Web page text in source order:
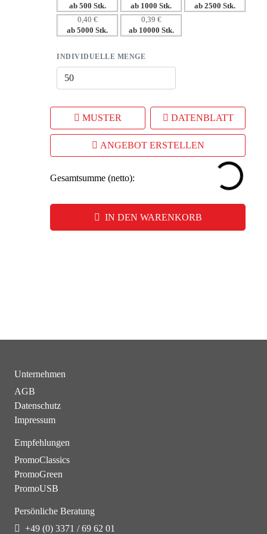
– Multifunktionalität fördert positive Assoziationen zur
ab 500 Stk. ab 1000 Stk. ab 2500 Stk.
0,40 €
ab 5000 Stk.
0,39 €
ab 10000 Stk.
INDIVIDUELLE MENGE
MUSTER DATENBLATT
ANGEBOT ERSTELLEN
Gesamtsumme (netto):
IN DEN WARENKORB
Unternehmen
AGB
Datenschutz
Impressum
Empfehlungen
PromoClassics
PromoGreen
PromoUSB
Persönliche Beratung
+49 (0) 3371 / 69 62 01